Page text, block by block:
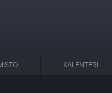
KALENTERI